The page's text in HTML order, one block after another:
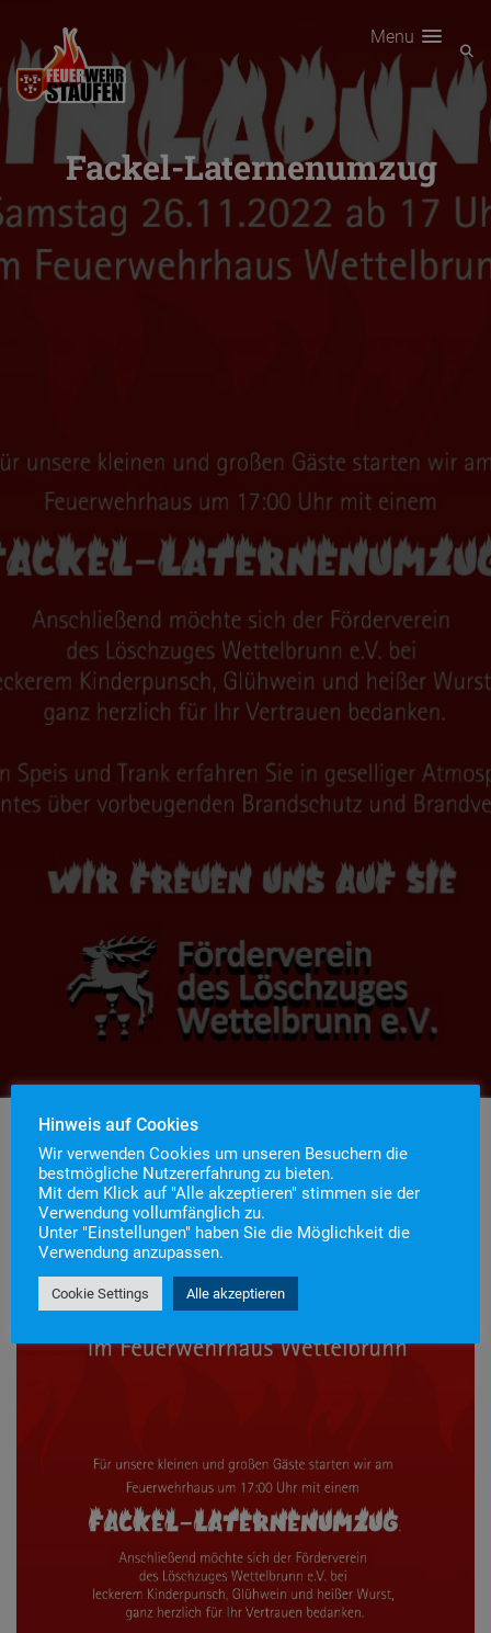
Menu
Fackel-Laternenumzug
Hinweis auf Cookies
Wir verwenden Cookies um unseren Besuchern die
bestmögliche Nutzererfahrung zu bieten.
Mit dem Klick auf "Alle akzeptieren" stimmen sie der
Verwendung vollumfänglich zu.
Unter "Einstellungen" haben Sie die Möglichkeit die
Verwendung anzupassen.
Cookie Settings Alle akzeptieren